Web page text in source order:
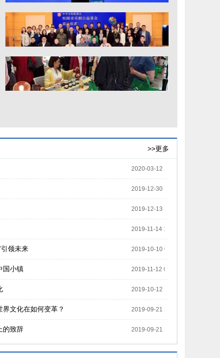
>>更多
2020-03-12 16:22:00
2019-12-30 16:16:15
2019-12-13 17:57:31
2019-11-14 17:18:58
领未来 2019-10-10 00:00:00
国小镇 2019-11-12 00:00:00
2019-10-12 12:09:08
文化在如何变革？ 2019-09-21 20:20:04
的致辞 2019-09-21 20:20:11